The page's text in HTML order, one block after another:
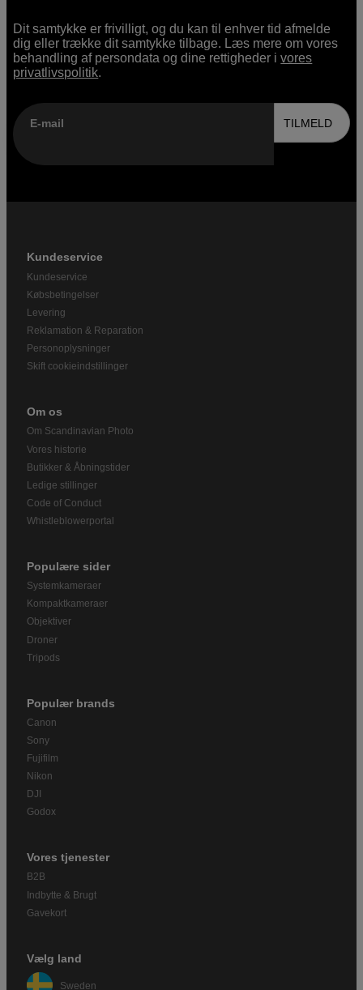
Dit samtykke er frivilligt, og du kan til enhver tid afmelde
dig eller trække dit samtykke tilbage. Læs mere om vores
behandling af persondata og dine rettigheder ivores
privatlivspolitik.
E-mail TILMELD
Kundeservice
Kundeservice
Købsbetingelser
Levering
Reklamation & Reparation
Personoplysninger
Skift cookieindstillinger
Om os
Om Scandinavian Photo
Vores historie
Butikker & Åbningstider
Ledige stillinger
Code of Conduct
Whistleblowerportal
Populære sider
Systemkameraer
Kompaktkameraer
Objektiver
Droner
Tripods
Populær brands
Canon
Sony
Fujifilm
Nikon
DJI
Godox
Vores tjenester
B2B
Indbytte & Brugt
Gavekort
Vælg land
Sweden